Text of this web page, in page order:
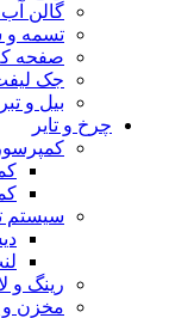
گالن آب
تسمه و
صفحه
جک
بیل و
چرخ و تایر
سیستم
رینگ و
مخزن و